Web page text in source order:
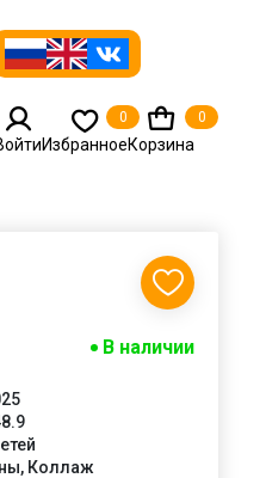
Избранное
0
Корзина
0
В наличии
Коллаж